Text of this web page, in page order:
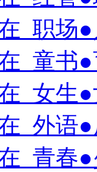
职场
童书
女生
外语
青春